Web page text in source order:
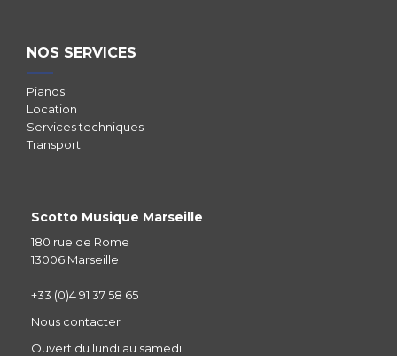
NOS SERVICES
Pianos
Location
Services techniques
Transport
Scotto Musique Marseille
180 rue de Rome
13006 Marseille
+33 (0)4 91 37 58 65
Nous contacter
Ouvert du lundi au samedi